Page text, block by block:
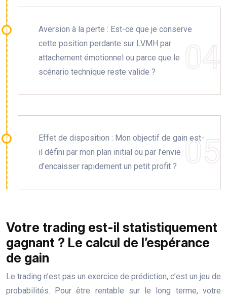
Aversion à la perte : Est-ce que je conserve
cette position perdante sur LVMH par
attachement émotionnel ou parce que le
scénario technique reste valide ?
Effet de disposition : Mon objectif de gain est-
il défini par mon plan initial ou par l’envie
d’encaisser rapidement un petit profit ?
Votre trading est-il statistiquement
gagnant ? Le calcul de l’espérance
de gain
Le trading n’est pas un exercice de prédiction, c’est un jeu de
probabilités. Pour être rentable sur le long terme, votre